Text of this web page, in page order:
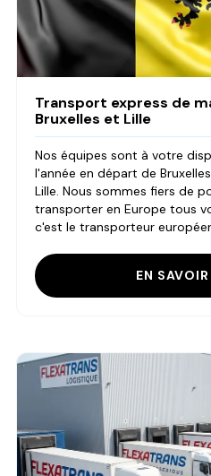
Transport express de
Bruxelles et Lille
Nos équipes sont à votre
l'année en départ de
Lille. Nous sommes fiers de
transporter en Europe tous
c'est le transporteur
EN